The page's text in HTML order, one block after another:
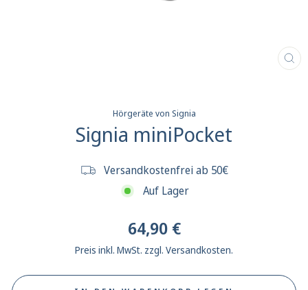
Hörgeräte von Signia
Signia miniPocket
Versandkostenfrei ab 50€
Auf Lager
Normaler
Preis
64,90 €
Preis inkl. MwSt. zzgl. Versandkosten.